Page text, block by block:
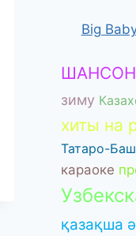
Big
ШАНСОН
зиму
хиты на
Татаро-
караоке
қазақша